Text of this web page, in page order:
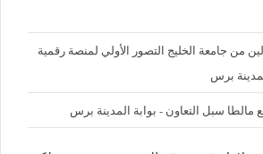
من جامعة الخليج التصور الأولي لمنصة رقمية
برس
سبل التعاون - بوابة المدينة برس